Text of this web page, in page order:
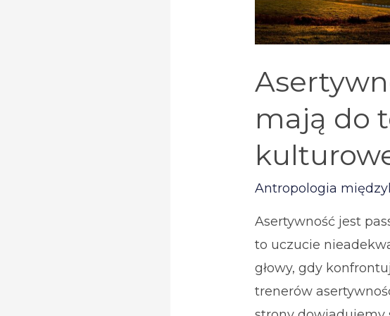
mają do
Antropologia
Asertywność jest
to uczucie
głowy, gdy
trenerów